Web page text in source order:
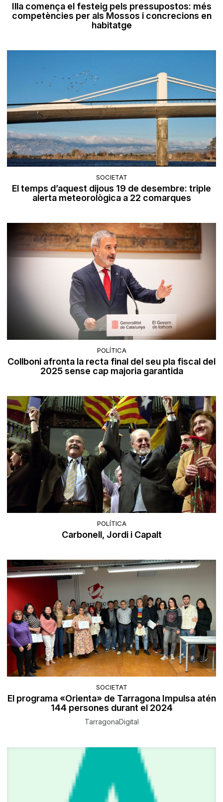
Illa comença el festeig pels pressupostos: més
competències per als Mossos i concrecions en
habitatge
SOCIETAT
El temps d’aquest dijous 19 de desembre: triple
alerta meteorològica a 22 comarques
POLÍTICA
Collboni afronta la recta final del seu pla fiscal del
2025 sense cap majoria garantida
POLÍTICA
Carbonell, Jordi i Capalt
SOCIETAT
El programa «Orienta» de Tarragona Impulsa atén
144 persones durant el 2024
TarragonaDigital